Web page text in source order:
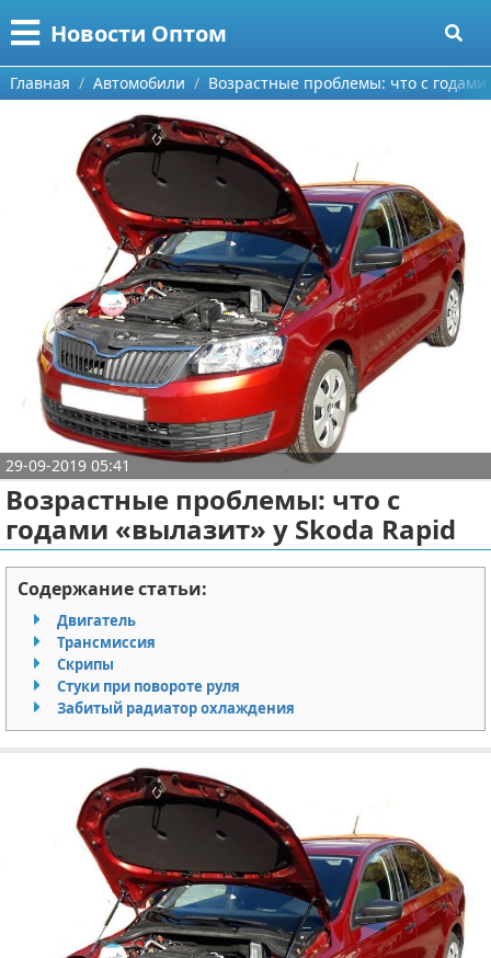
Новости Оптом
Меню
Главная
Категории
Информационные технологии
Автомобили
Знаменитости
Политика
Природа
Философия
Культура
Экономика
Разное
О проекте
Сотрудничество
Размещение рекламы
Для правообладателей
Условия предоставления информации
Отказ от ответственности
Главная Автомобили Возрастные проблемы: что с годами
29-09-2019 05:41
Возрастные проблемы: что с
годами «вылазит» у Skoda Rapid
Содержание статьи:
Двигатель
Трансмиссия
Скрипы
Стуки при повороте руля
Забитый радиатор охлаждения